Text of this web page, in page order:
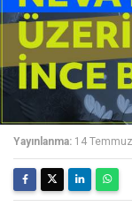
Yayınlanma: 14